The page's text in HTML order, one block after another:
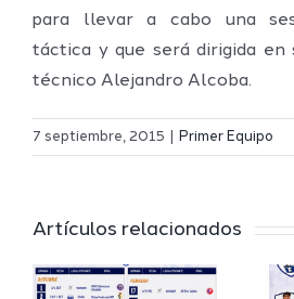
para llevar a cabo una
táctica y que será dirigida
técnico Alejandro Alcoba.
7 septiembre, 2015 Primer Equipo
Artículos relacionados
El Melilla
del